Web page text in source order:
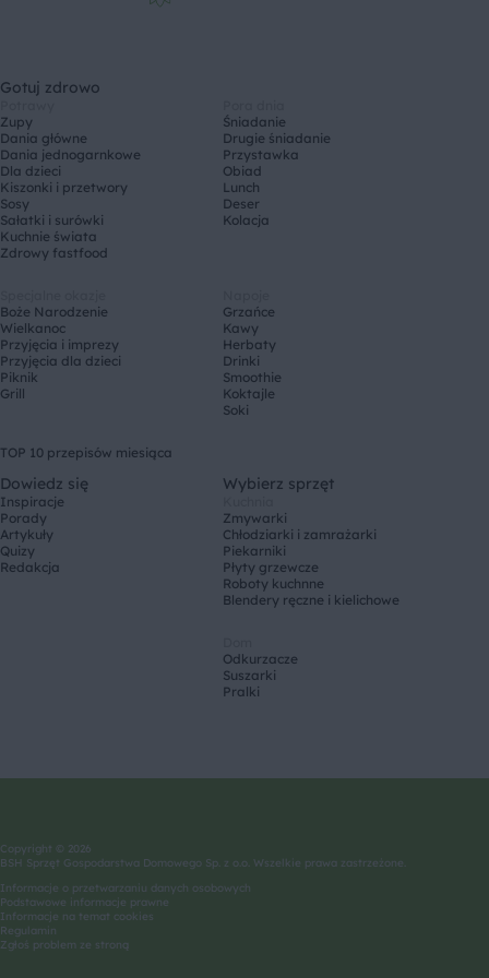
Gotuj zdrowo
Zupy
Dania główne
Dania jednogarnkowe
Dla dzieci
Kiszonki i przetwory
Sosy
Sałatki i surówki
Kuchnie świata
Zdrowy fastfood
Śniadanie
Drugie śniadanie
Przystawka
Obiad
Lunch
Deser
Kolacja
Boże Narodzenie
Wielkanoc
Przyjęcia i imprezy
Przyjęcia dla dzieci
Piknik
Grill
Grzańce
Kawy
Herbaty
Drinki
Smoothie
Koktajle
Soki
TOP 10 przepisów miesiąca
Dowiedz się
Inspiracje
Porady
Artykuły
Quizy
Redakcja
Wybierz sprzęt
Zmywarki
Chłodziarki i zamrażarki
Piekarniki
Płyty grzewcze
Roboty kuchnne
Blendery ręczne i kielichowe
Odkurzacze
Suszarki
Pralki
Copyright © 2026
BSH Sprzęt Gospodarstwa Domowego Sp. z o.o. Wszelkie prawa zastrzeżone.
Informacje o przetwarzaniu danych osobowych
Podstawowe informacje prawne
Informacje na temat cookies
Regulamin
Zgłoś problem ze stroną